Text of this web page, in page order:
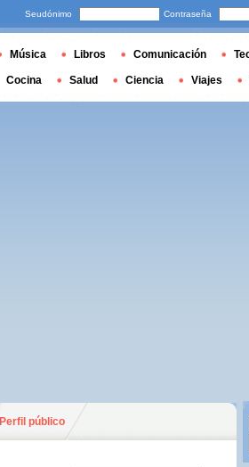
Perfil público
Seudónimo Contraseña
Música Libros Comunicación
Cocina Salud Ciencia Viajes